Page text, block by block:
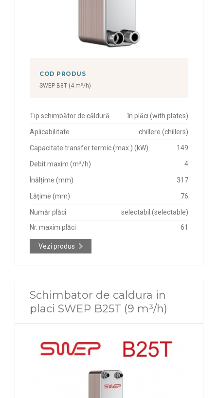
COD PRODUS
SWEP B8T (4 m³/h)
Tip schimbător de căldură în plăci (with plates)
Aplicabilitate chillere (chillers)
Capacitate transfer termic (max.) (kW) 149
Debit maxim (m³/h) 4
Înălțime (mm) 317
Lățime (mm) 76
Număr plăci
selectabil (selectable)
Nr. maxim plăci
61
Vezi produs
Schimbator de caldura in
placi SWEP B25T (9 m³/h)